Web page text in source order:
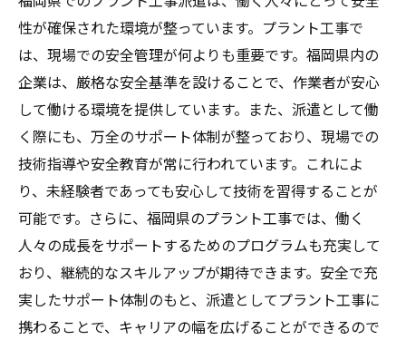
性が確保された環境が整っています。プラント工事で
は、現場での安全管理が何よりも重要です。福岡県内の
企業は、厳格な安全基準を設けることで、作業者が安心
して働ける環境を提供しています。また、派遣として働
く際にも、万全のサポート体制が整っており、現場での
技術指導や安全教育が常に行われています。これによ
り、未経験者であっても安心して技術を習得することが
可能です。さらに、福岡県のプラント工事では、働く
人々の成長をサポートするためのプログラムも充実して
おり、継続的なスキルアップが期待できます。安全で充
実したサポート体制のもと、派遣としてプラント工事に
携わることで、キャリアの幅を広げることができるので